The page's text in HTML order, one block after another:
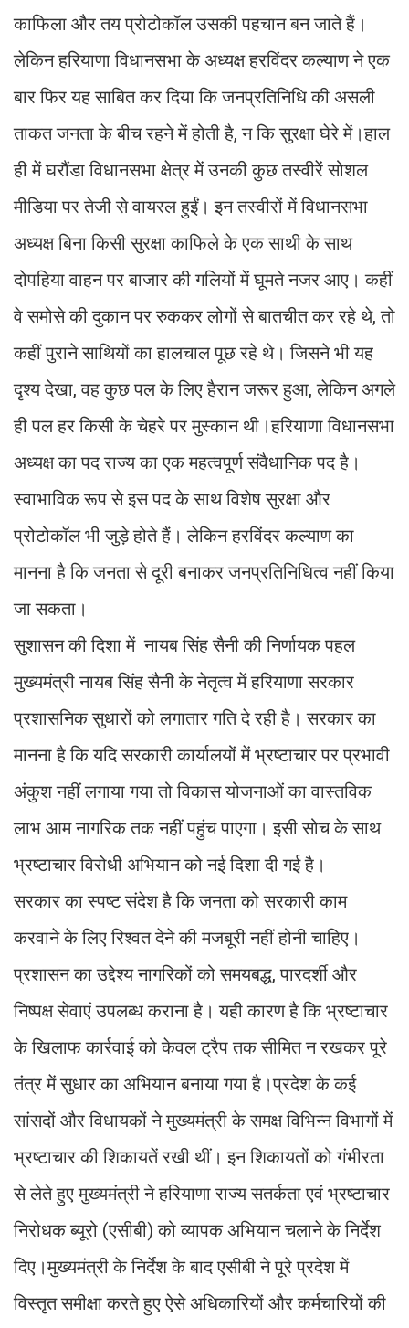
काफिला और तय प्रोटोकॉल उसकी पहचान बन जाते हैं।
लेकिन हरियाणा विधानसभा के अध्यक्ष हरविंदर कल्याण ने एक
बार फिर यह साबित कर दिया कि जनप्रतिनिधि की असली
ताकत जनता के बीच रहने में होती है, न कि सुरक्षा घेरे में।हाल
ही में घरौंडा विधानसभा क्षेत्र में उनकी कुछ तस्वीरें सोशल
मीडिया पर तेजी से वायरल हुईं। इन तस्वीरों में विधानसभा
अध्यक्ष बिना किसी सुरक्षा काफिले के एक साथी के साथ
दोपहिया वाहन पर बाजार की गलियों में घूमते नजर आए। कहीं
वे समोसे की दुकान पर रुककर लोगों से बातचीत कर रहे थे, तो
कहीं पुराने साथियों का हालचाल पूछ रहे थे। जिसने भी यह
दृश्य देखा, वह कुछ पल के लिए हैरान जरूर हुआ, लेकिन अगले
ही पल हर किसी के चेहरे पर मुस्कान थी।हरियाणा विधानसभा
अध्यक्ष का पद राज्य का एक महत्वपूर्ण संवैधानिक पद है।
स्वाभाविक रूप से इस पद के साथ विशेष सुरक्षा और
प्रोटोकॉल भी जुड़े होते हैं। लेकिन हरविंदर कल्याण का
मानना है कि जनता से दूरी बनाकर जनप्रतिनिधित्व नहीं किया
जा सकता।
सुशासन की दिशा में नायब सिंह सैनी की निर्णायक पहल
मुख्यमंत्री नायब सिंह सैनी के नेतृत्व में हरियाणा सरकार
प्रशासनिक सुधारों को लगातार गति दे रही है। सरकार का
मानना है कि यदि सरकारी कार्यालयों में भ्रष्टाचार पर प्रभावी
अंकुश नहीं लगाया गया तो विकास योजनाओं का वास्तविक
लाभ आम नागरिक तक नहीं पहुंच पाएगा। इसी सोच के साथ
भ्रष्टाचार विरोधी अभियान को नई दिशा दी गई है।
सरकार का स्पष्ट संदेश है कि जनता को सरकारी काम
करवाने के लिए रिश्वत देने की मजबूरी नहीं होनी चाहिए।
प्रशासन का उद्देश्य नागरिकों को समयबद्ध, पारदर्शी और
निष्पक्ष सेवाएं उपलब्ध कराना है। यही कारण है कि भ्रष्टाचार
के खिलाफ कार्रवाई को केवल ट्रैप तक सीमित न रखकर पूरे
तंत्र में सुधार का अभियान बनाया गया है।प्रदेश के कई
सांसदों और विधायकों ने मुख्यमंत्री के समक्ष विभिन्न विभागों में
भ्रष्टाचार की शिकायतें रखी थीं। इन शिकायतों को गंभीरता
से लेते हुए मुख्यमंत्री ने हरियाणा राज्य सतर्कता एवं भ्रष्टाचार
निरोधक ब्यूरो (एसीबी) को व्यापक अभियान चलाने के निर्देश
दिए।मुख्यमंत्री के निर्देश के बाद एसीबी ने पूरे प्रदेश में
विस्तृत समीक्षा करते हुए ऐसे अधिकारियों और कर्मचारियों की